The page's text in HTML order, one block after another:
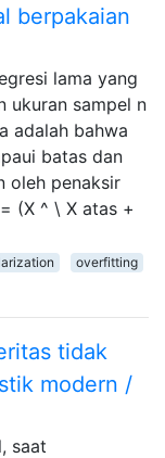
berpakaian
lama yang
ukuran sampel n
adalah bahwa
batas dan
oleh penaksir
(X ^ \ X atas +
overfitting
tidak
modern /
saat